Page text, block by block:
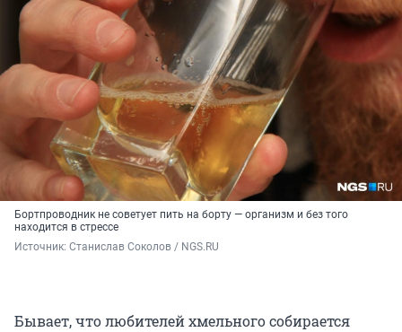
Бортпроводник не советует пить на борту — организм и без того
находится в стрессе
Источник: Станислав Соколов / NGS.RU
Бывает, что любителей хмельного собирается